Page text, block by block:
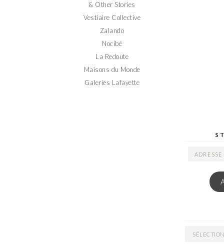
& Other Stories
Vestiaire Collective
Zalando
Nocibé
La Redoute
Maisons du Monde
Galeries Lafayette
ADRESSE
ARCHIVES